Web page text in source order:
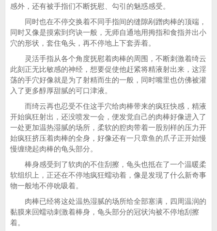
感外，还有被手指们不断抚慰、勾引的魅惑感受。
同时也在不停交换着不同手指间的缝隙剐蹭肉棒的顶端，
同时又像是摸索到窍诀一般，无师自通地用拇指和食指并出小
穴的形状，套住龟头，再不停地上下套弄着。
灵活手指从各个角度抚慰着肉棒的周围，不断刺激着绮云
此刻正无比敏感的神经，想要促使他赶紧将精液射出来，这淫
荡的手穴好像就是为了射精而生的一般，同时嘴里也仿佛被灌
入了更多醇厚甜腻的可口津液。
而绮云再也忍受不住这手穴给肉棒带来的疯狂快感，精液
开始疯狂射出，还没喷发一会，便发觉自己的肉棒好像进入了
一处更加温热湿腻的场所，柔软的腔肉带着一股别样的压力开
始疯狂挤压着肉棒的全身，好像还有一只章鱼的爪子正开始慢
慢缠绕起肉棒的龟头部分。
棒身感受到了软肉的不住刮擦，龟头也抵在了一个温暖柔
软组织上，正还在不停地疯狂蠕动着，像是发现了什么新奇事
物一般地不停吮吸着。
肉棒已经将这处温热湿腻的场所给全部塞满，四周温润的
黏膜来回蠕动刺激着棒身，龟头部分的冠状沟被不停地刮擦
着。